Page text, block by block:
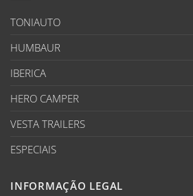
TONIAUTO
HUMBAUR
IBERICA
HERO CAMPER
VESTA TRAILERS
ESPECIAIS
INFORMAÇÃO LEGAL